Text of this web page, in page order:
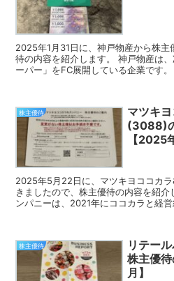
2025年1月31日に、神戸物産から株
待の内容を紹介します。 神戸物産は
ーパー」をFC展開している企業です
株主優待
マツキ
(3088)
【2025
2025年5月22日に、マツキヨココカ
きましたので、株主優待の内容を紹
ンパニーは、2021年にココカラと経
株主優待
リテー
株主優
月】